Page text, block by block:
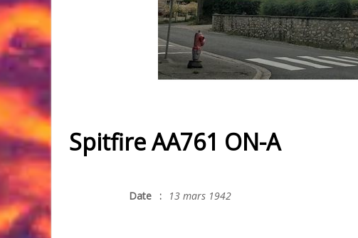
Spitfire AA761 ON-A
Date : 13 mars 1942